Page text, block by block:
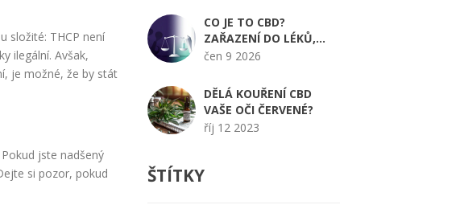
složité: THCP není
ilegální. Avšak,
je možné, že by stát
jste nadšený
si pozor, pokud
CO JE TO CBD?
ZAŘAZENÍ DO LÉKŮ,
DOPLŇKŮ STRAVY A
čen 9 2026
DĚLÁ KOUŘENÍ CBD
VAŠE OČI ČERVENÉ?
říj 12 2023
ŠTÍTKY